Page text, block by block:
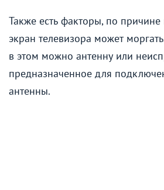
Также есть факторы, по
экран телевизора может
в этом можно антенну или
предназначенное для
антенны.